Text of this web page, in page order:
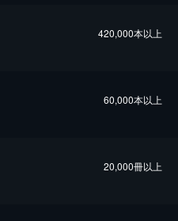
420,000本以上
60,000本以上
20,000冊以上